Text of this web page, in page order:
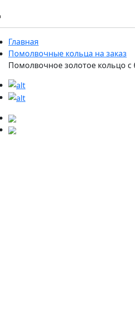
Главная
Помолвочные кольца на заказ
Помолвочное золотое кольцо с